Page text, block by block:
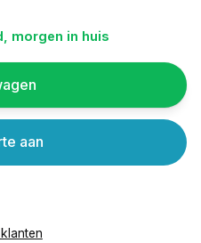
morgen in huis
aan